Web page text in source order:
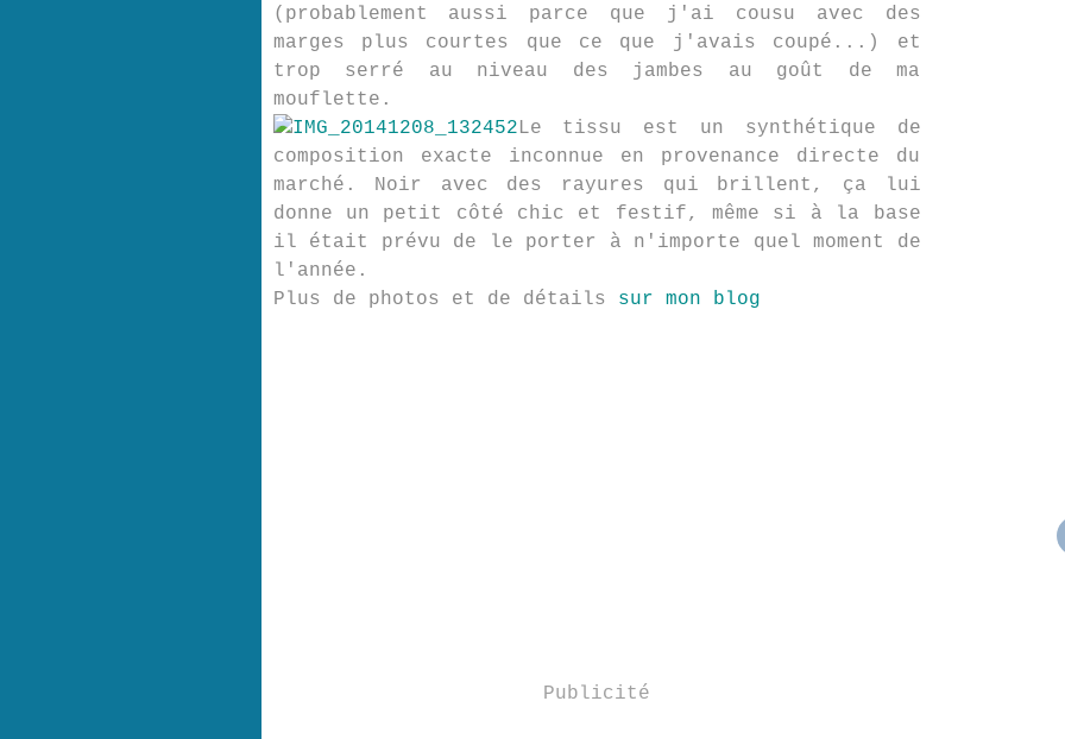
(probablement aussi parce que j'ai cousu avec des
marges plus courtes que ce que j'avais coupé...) et
trop serré au niveau des jambes au goût de ma
mouflette.
Le tissu est un synthétique de
composition exacte inconnue en provenance directe du
marché. Noir avec des rayures qui brillent, ça lui
donne un petit côté chic et festif, même si à la base
il était prévu de le porter à n'importe quel moment de
l'année.
Plus de photos et de détails sur mon blog
Publicité